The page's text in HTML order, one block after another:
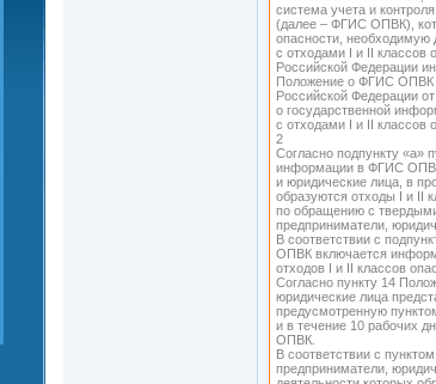
система учета и
(далее – ФГИС ОПВК),
опасности, необходимую
с отходами I и II классов
Российской Федерации
Положение о ФГИС ОПВК
Российской Федерации
о государственной
с отходами I и II классов
2
Согласно подпункту «а»
информации в ФГИС
и юридические лица, в
образуются отходы I и II
по обращению с
предприниматели,
В соответствии с
ОПВК включается
отходов I и II классов
Согласно пункту 14
юридические лица
предусмотренную
и в течение 10 рабочих
ОПВК.
В соответствии с
предприниматели,